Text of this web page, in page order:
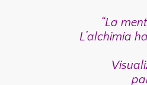
“La
L’alchimia